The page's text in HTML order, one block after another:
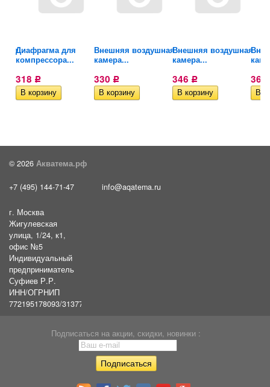
Диафрагма для
компрессора...
318 Р
Внешняя воздушная
камера...
330 Р
Внешняя воздушная
камера...
346 Р 368
© 2026 Акватема.рф
+7 (495) 144-71-47 info@aqatema.ru
г. Москва
Жигулевская
улица, 1/24, к1,
офис №5
Индивидуальный
предприниматель
Суфиев Р.Р.
ИНН/ОГРНИП
772195178093/31377461610054
Подписаться на акции, скидки, новинки :